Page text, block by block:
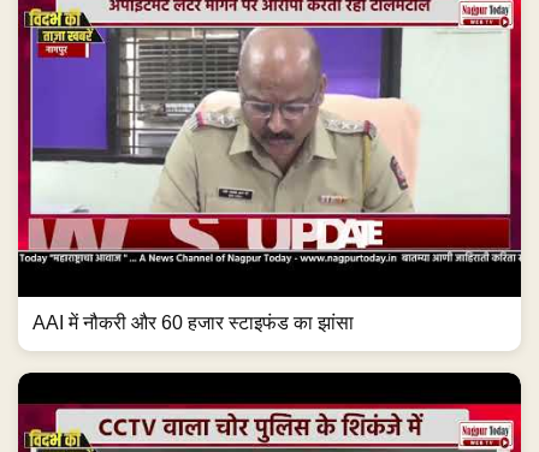
AAI में नौकरी और 60 हजार स्टाइफंड का झांसा